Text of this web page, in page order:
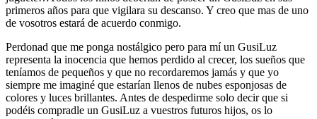
primeros años para que vigilara su descanso. Y creo que mas de uno
de vosotros estará de acuerdo conmigo.
Perdonad que me ponga nostálgico pero para mí un GusiLuz
representa la inocencia que hemos perdido al crecer, los sueños que
teníamos de pequeños y que no recordaremos jamás y que yo
siempre me imaginé que estarían llenos de nubes esponjosas de
colores y luces brillantes. Antes de despedirme solo decir que si
podéis compradle un GusiLuz a vuestros futuros hijos, os lo